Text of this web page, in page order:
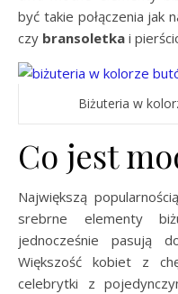
być takie połączenia jak
czy bransoletka i
Biżuteria w
Co jest
Największą
srebrne elementy
jednocześnie pasują
Większość kobiet z
celebrytki z